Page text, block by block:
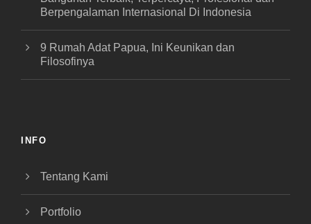
Berpengalaman Internasional Di Indonesia
9 Rumah Adat Papua, Ini Keunikan dan
Filosofinya
INFO
Tentang Kami
Portfolio